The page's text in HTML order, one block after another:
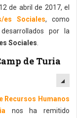
de abril de 2017, el
es Sociales, como
por la
Sociales
de Turia
Recursos Humanos
nos ha remitido